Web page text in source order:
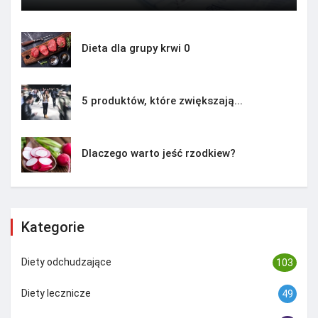
Dieta dla grupy krwi 0
5 produktów, które zwiększają...
Dlaczego warto jeść rzodkiew?
Kategorie
Diety odchudzające 103
Diety lecznicze 49